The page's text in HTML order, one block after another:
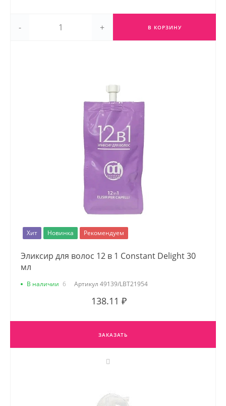
- + В КОРЗИНУ
Хит Новинка Рекомендуем
Эликсир для волос 12 в 1 Constant Delight 30
мл
В наличии 6 Артикул 49139/LBT21954
138.11 ₽
ЗАКАЗАТЬ